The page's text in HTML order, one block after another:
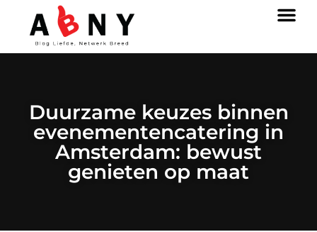
Duurzame keuzes binnen
evenementencatering in
Amsterdam: bewust
genieten op maat